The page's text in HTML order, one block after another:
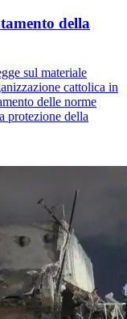
della
sul materiale
cattolica in
delle norme
protezione della